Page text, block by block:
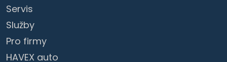
Servis
Služby
Pro firmy
HAVEX auto